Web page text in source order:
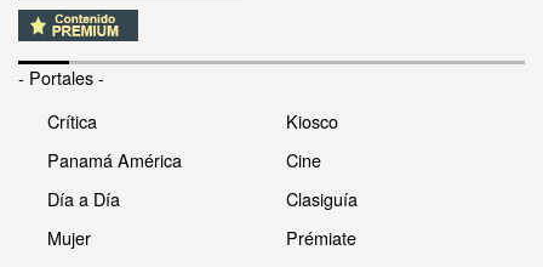
- Portales -
Crítica
Panamá América
Día a Día
Mujer
Kiosco
Cine
Clasiguía
Prémiate